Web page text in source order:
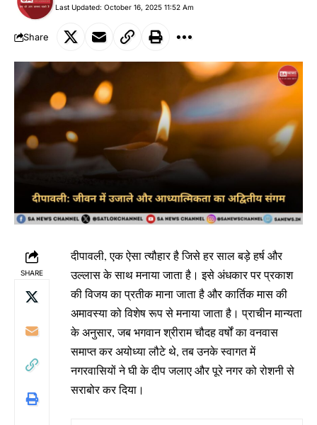
Last Updated: October 16, 2025 11:52 Am
Share
SHARE
दीपावली, एक ऐसा त्यौहार है जिसे हर साल बड़े हर्ष और
उल्लास के साथ मनाया जाता है। इसे अंधकार पर प्रकाश
की विजय का प्रतीक माना जाता है और कार्तिक मास की
अमावस्या को विशेष रूप से मनाया जाता है। प्राचीन मान्यता
के अनुसार, जब भगवान श्रीराम चौदह वर्षों का वनवास
समाप्त कर अयोध्या लौटे थे, तब उनके स्वागत में
नगरवासियों ने घी के दीप जलाए और पूरे नगर को रोशनी से
सराबोर कर दिया।